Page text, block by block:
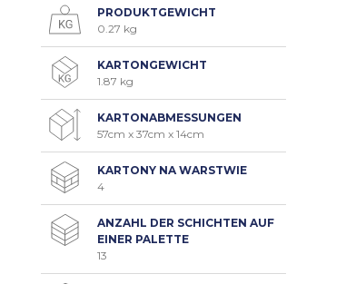
PRODUKTGEWICHT
0.27 kg
KARTONGEWICHT
1.87 kg
KARTONABMESSUNGEN
57cm x 37cm x 14cm
KARTONY NA WARSTWIE
4
ANZAHL DER SCHICHTEN AUF
EINER PALETTE
13